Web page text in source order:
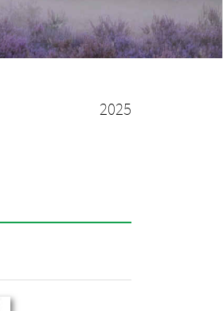
2025